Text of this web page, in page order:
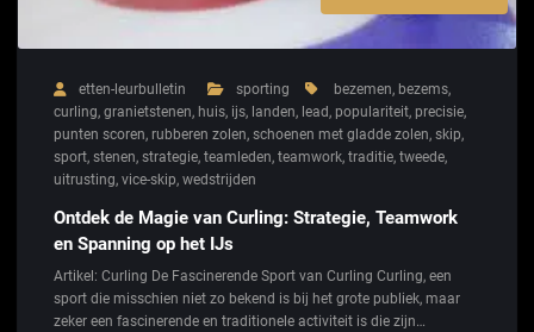
etten-leurbulletin sporting bezemen, bezems,
curling, granietstenen, huis, ijs, landen, lead, populariteit, precisie,
punten scoren, rubberen zolen, schoenen met gladde zolen, skip,
sport, stenen, strategie, teamleden, teamwork, traditie, tweede,
uitrusting, vice-skip, wedstrijden
Ontdek de Magie van Curling: Strategie, Teamwork
en Spanning op het IJs
Artikel: Curling De Fascinerende Sport van Curling Curling, een
sport die misschien niet zo bekend is bij het grote publiek, maar
zeker een fascinerende en traditionele activiteit is die zijn…